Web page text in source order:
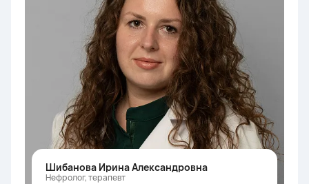
Шибанова Ирина Александровна
Нефролог, терапевт